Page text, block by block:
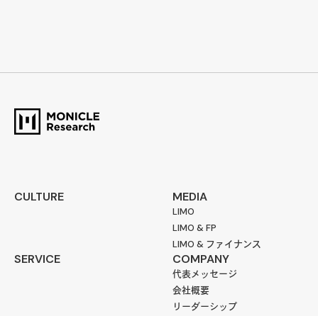
CULTURE MEDIA
LIMO
LIMO & FP
LIMO & ファイナンス
SERVICE COMPANY
代表メッセージ
会社概要
リーダーシップ